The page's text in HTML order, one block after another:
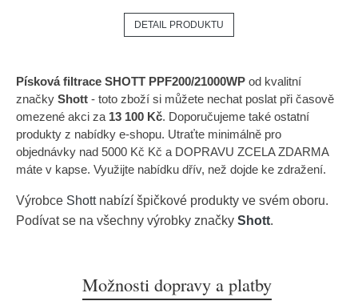
DETAIL PRODUKTU
Písková filtrace SHOTT PPF200/21000WP od kvalitní
značky Shott - toto zboží si můžete nechat poslat při časově
omezené akci za 13 100 Kč. Doporučujeme také ostatní
produkty z nabídky e-shopu. Utraťte minimálně pro
objednávky nad 5000 Kč Kč a DOPRAVU ZCELA ZDARMA
máte v kapse. Využijte nabídku dřív, než dojde ke zdražení.
Výrobce Shottnabízí špičkové produkty ve svém oboru.
Podívat se na všechny výrobky značky Shott.
Možnosti dopravy a platby